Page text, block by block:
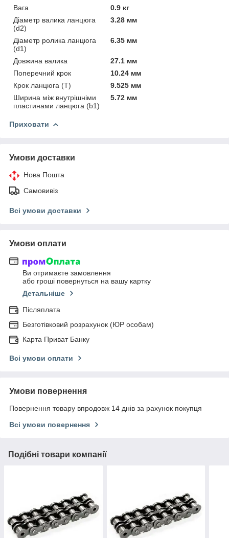
Вага
0.9 кг
Діаметр валика ланцюга
(d2)
3.28 мм
Діаметр ролика ланцюга
(d1)
6.35 мм
Довжина валика
27.1 мм
Поперечний крок
10.24 мм
Крок ланцюга (T)
9.525 мм
Ширина між внутрішніми
пластинами ланцюга (b1)
5.72 мм
Приховати
Умови доставки
Нова Пошта
Самовивіз
Всі умови доставки
Умови оплати
Ви отримаєте замовлення
або гроші повернуться на вашу картку
Детальніше
Післяплата
Безготівковий розрахунок (ЮР особам)
Карта Приват Банку
Всі умови оплати
Умови повернення
Повернення товару впродовж 14 днів за рахунок покупця
Всі умови повернення
Подібні товари компанії